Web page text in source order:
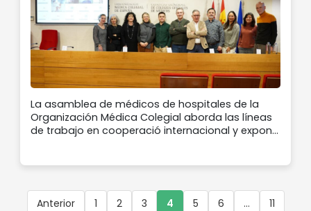
La asamblea de médicos de hospitales de la
Organización Médica Colegial aborda las líneas
de trabajo en cooperació internacional y expone
Anterior 1 2 3 4 5 6 ...
11